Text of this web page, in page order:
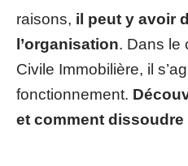
raisons, il peut y avoir
l’organisation. Dans le
Civile Immobilière, il
fonctionnement.
et comment